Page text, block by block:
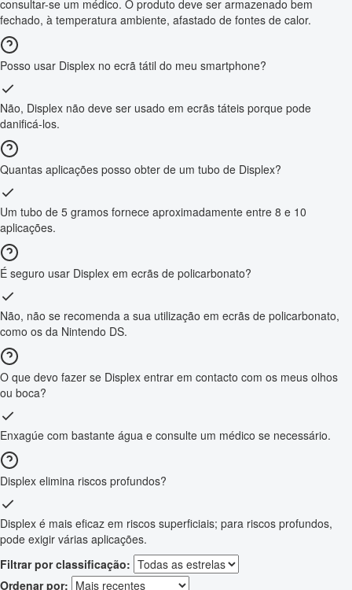
consultar-se um médico. O produto deve ser armazenado bem
fechado, à temperatura ambiente, afastado de fontes de calor.
Posso usar Displex no ecrã tátil do meu smartphone?
Não, Displex não deve ser usado em ecrãs táteis porque pode
danificá-los.
Quantas aplicações posso obter de um tubo de Displex?
Um tubo de 5 gramos fornece aproximadamente entre 8 e 10
aplicações.
É seguro usar Displex em ecrãs de policarbonato?
Não, não se recomenda a sua utilização em ecrãs de policarbonato,
como os da Nintendo DS.
O que devo fazer se Displex entrar em contacto com os meus olhos
ou boca?
Enxagúe com bastante água e consulte um médico se necessário.
Displex elimina riscos profundos?
Displex é mais eficaz em riscos superficiais; para riscos profundos,
pode exigir várias aplicações.
Filtrar por classificação:
Ordenar por: